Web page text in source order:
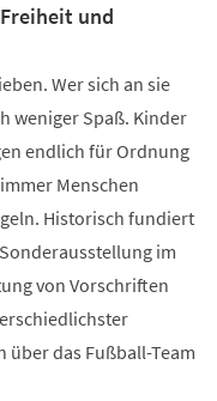
und
Wer sich an sie
weniger Spaß. Kinder
endlich für Ordnung
Menschen
Historisch fundiert
im
von Vorschriften
über das Fußball-Team